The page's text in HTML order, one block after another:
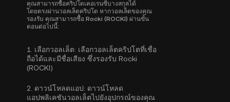
คุณสามารถซื้อคริปโตเคอเรนซีบางสกุลได้
โดยตรงผ่านวอลเล็ตคริปโต หากวอลเล็ตของคุณ
รองรับ คุณสามารถซื้อ Rocki (ROCKI) ผ่านขั้น
ตอนต่อไปนี้:
1. เลือกวอลเล็ต: เลือกวอลเล็ตคริปโตที่เชื่อ
ถือได้และมีชื่อเสียง ซึ่งรองรับ Rocki
(ROCKI)
2. ดาวน์โหลดแอป: ดาวน์โหลด
แอปพลิเคชันวอลเล็ตไปยังอุปกรณ์ของคุณ